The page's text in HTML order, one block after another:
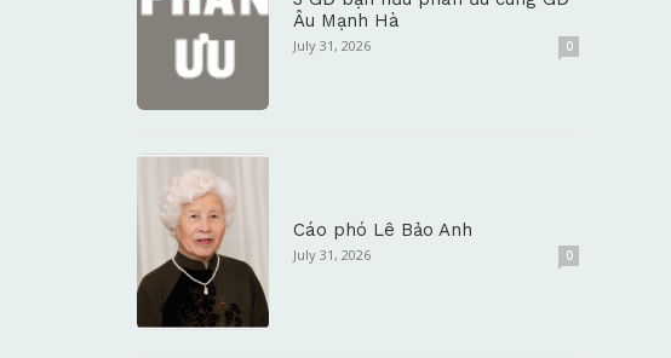
Âu Mạnh Hà
July 31, 2026 0
Cáo phó Lê Bảo Anh
July 31, 2026 0